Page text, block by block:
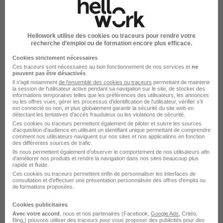
sur 1
Élargissez votre recherche chezE.Leclercou à
Sézanne
Entreprise E.Leclerc
Emploi Sézanne
Entreprise Sézanne
Hellowork utilise des cookies ou traceurs pour rendre votre
recherche d’emploi ou de formation encore plus efficace.
Cookies strictement nécessaires
Ces traceurs sont nécessaires au bon fonctionnement de nos services et ne
peuvent pas être désactivés
Il s'agit notamment de l'ensemble des cookies ou traceurs permettant de maintenir
la session de l'utilisateur active pendant sa navigation sur le site, de stocker des
informations temporaires telles que les préférences des utilisateurs, les annonces
ou les offres vues, gérer les processus d'identification de l'utilisateur, vérifier s'il
est connecté ou non, et plus globalement garantir la sécurité du site web en
détectant les tentatives d'accès frauduleux ou les violations de sécurité.
Ces cookies ou traceurs permettent également de piloter et suivre les sources
d'acquisition d'audience en utilisant un identifiant unique permettant de comprendre
comment nos utilisateurs naviguent sur nos sites et nos applications en fonction
des différentes sources de trafic.
Ils nous permettent également d’observer le comportement de nos utilisateurs afin
d'améliorer nos produits et rendre la navigation dans nos sites beaucoup plus
rapide et fluide.
Ces cookies ou traceurs permettent enfin de personnaliser les interfaces de
consultation et d'effectuer une présentation personnalisée des offres d'emploi ou
de formations proposées.
Cookies publicitaires
Avec votre accord , nous et nos partenaires (Facebook, Google Ads , Critéo,
Bing,) pouvons utiliser des traceurs pour vous proposer des publicités pour des